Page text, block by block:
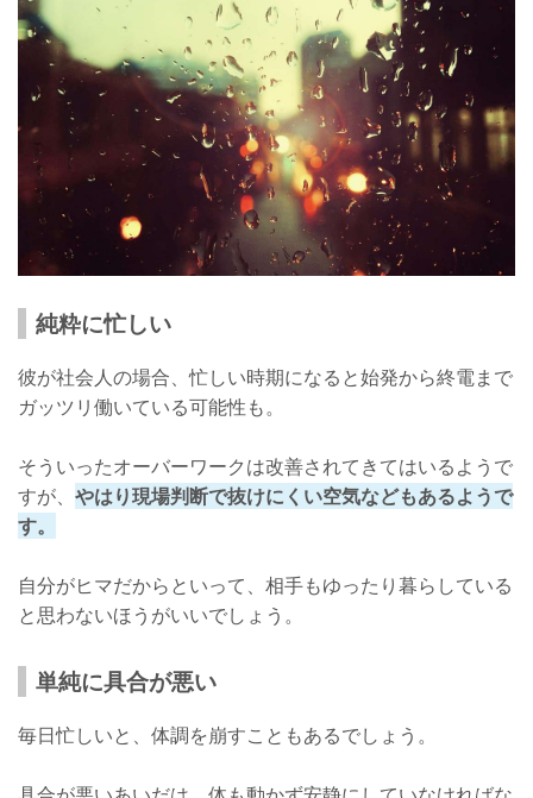
純粋に忙しい
彼が社会人の場合、忙しい時期になると始発から終電まで
ガッツリ働いている可能性も。
そういったオーバーワークは改善されてきてはいるようで
すが、 やはり現場判断で抜けにくい空気などもあるようで
す。
自分がヒマだからといって、相手もゆったり暮らしている
と思わないほうがいいでしょう。
単純に具合が悪い
毎日忙しいと、体調を崩すこともあるでしょう。